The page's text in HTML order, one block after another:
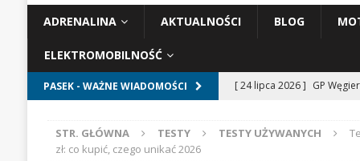
ADRENALINA AKTUALNOŚCI BLOG
ELEKTROMOBILNOŚĆ
PASEK - WAŻNE WIADOMOŚCI [ 24 lipca 2026 ] GP
[ 23 lipca 2026 ] Days of
STR. GŁÓWNA TESTY TESTY UŻYWANYCH
zł: co kupić, czego unikać 2026